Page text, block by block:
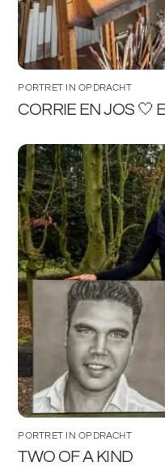
PORTRET IN OPDRACHT
CORRIE EN JOS 🤍
PORTRET IN OPDRACHT
TWO OF A KIND